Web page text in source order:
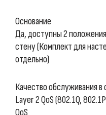
Основание
Да, доступны 2
стену (Комплект для
отдельно)
Качество обслуживания в
Layer 2 QoS (802.1Q,
QoS